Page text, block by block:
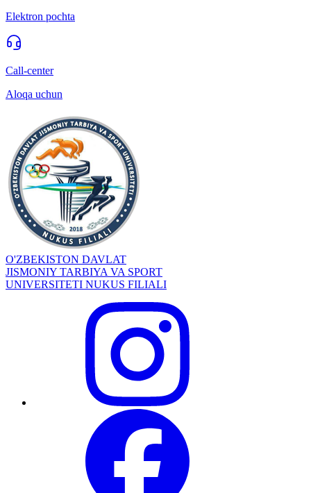
Elektron pochta
Call-center
Aloqa uchun
O'ZBEKISTON DAVLAT
JISMONIY TARBIYA VA SPORT
UNIVERSITETI NUKUS FILIALI